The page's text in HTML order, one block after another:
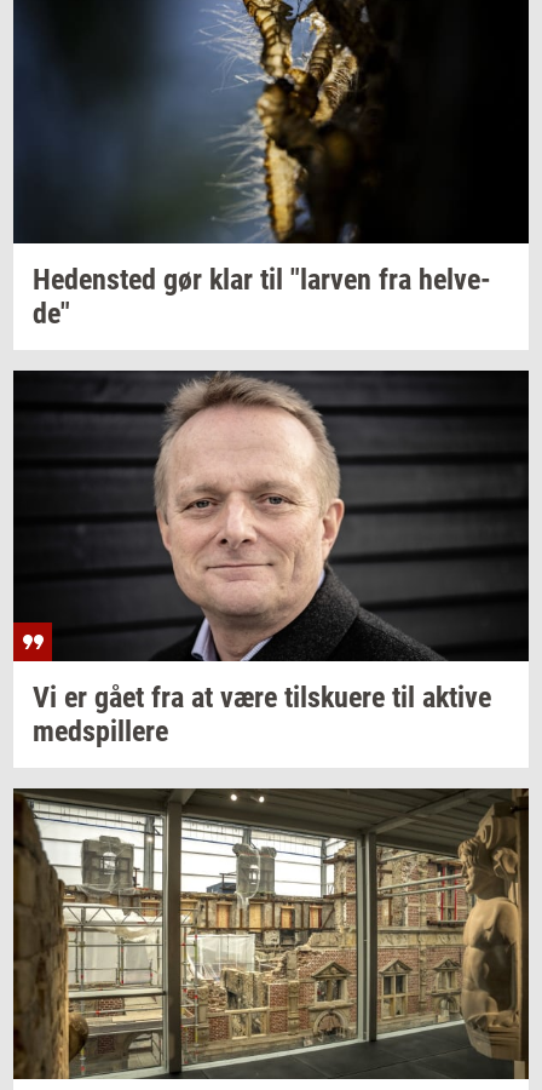
He­den­sted gør klar til "lar­ven fra hel­ve­
de"
Vi er gået fra at være til­sku­e­re til ak­ti­ve
med­spil­le­re